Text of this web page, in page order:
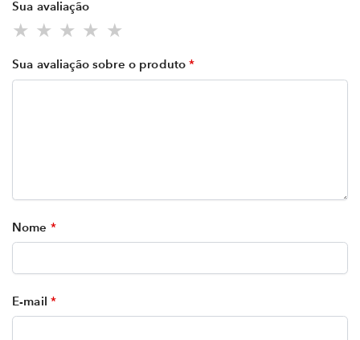
Sua avaliação
Sua avaliação sobre o produto*
Nome *
E-mail *